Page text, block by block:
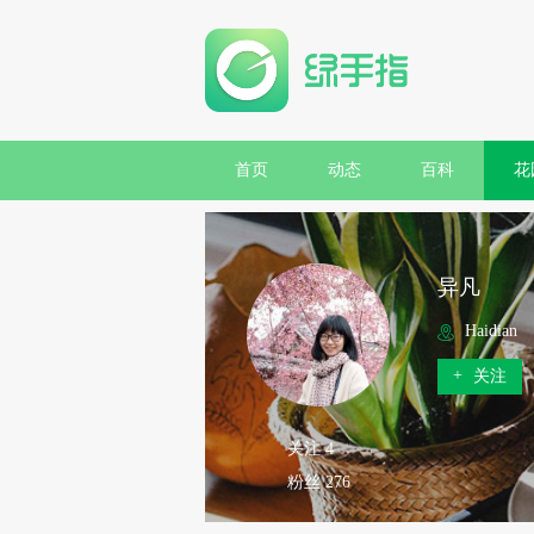
首页 动态 百科 花
关注 4
粉丝 276
异凡
Haidian
+ 关注